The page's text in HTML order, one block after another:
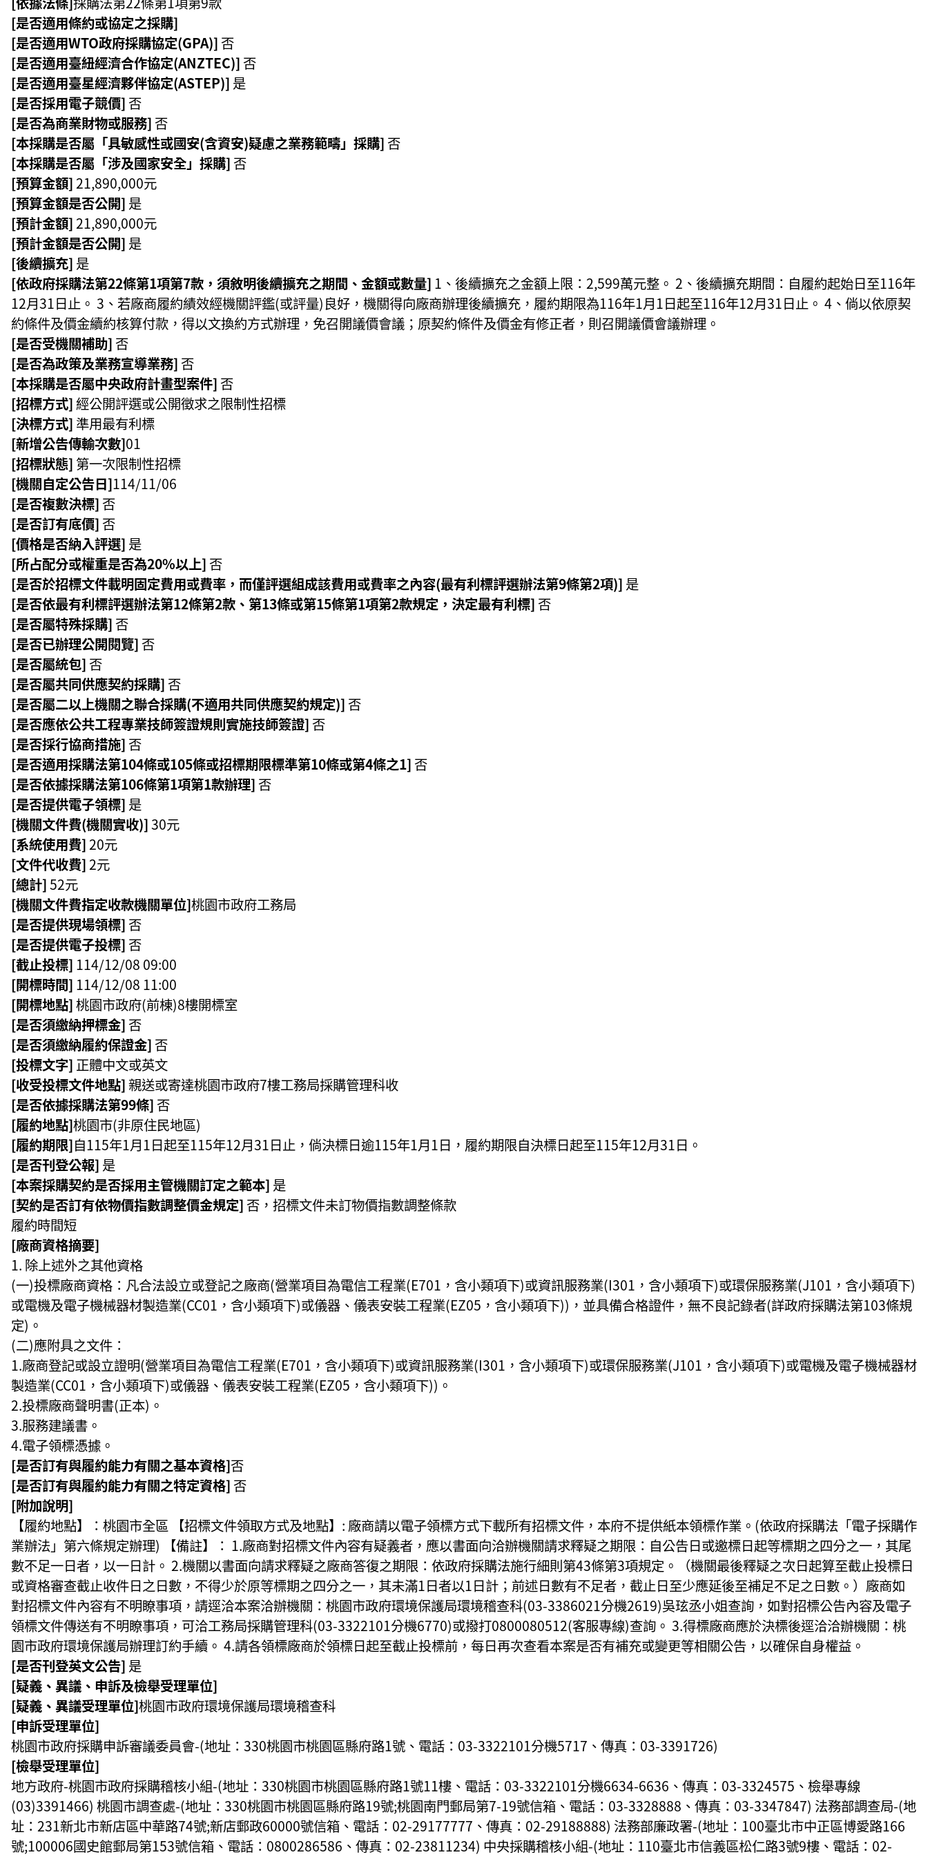
[是否適用條約或協定之採購]
[是否適用WTO政府採購協定(GPA)] 否
[是否適用臺紐經濟合作協定(ANZTEC)] 否
[是否適用臺星經濟夥伴協定(ASTEP)] 是
[是否採用電子競價] 否
[是否為商業財物或服務] 否
[本採購是否屬「具敏感性或國安(含資安)疑慮之業務範疇」採購] 否
[本採購是否屬「涉及國家安全」採購] 否
[預算金額] 21,890,000元
[預算金額是否公開] 是
[預計金額] 21,890,000元
[預計金額是否公開] 是
[後續擴充] 是
[依政府採購法第22條第1項第7款，須敘明後續擴充之期間、金額或數量] 1、後續擴充之金額上限：2,599萬元整。 2、後續擴充期間：自履約起始日至116年
12月31日止。 3、若廠商履約績效經機關評鑑(或評量)良好，機關得向廠商辦理後續擴充，履約期限為116年1月1日起至116年12月31日止。 4、倘以依原契
約條件及價金續約核算付款，得以文換約方式辦理，免召開議價會議；原契約條件及價金有修正者，則召開議價會議辦理。
[是否受機關補助] 否
[是否為政策及業務宣導業務] 否
[本採購是否屬中央政府計畫型案件] 否
[招標方式]經公開評選或公開徵求之限制性招標
[決標方式] 準用最有利標
[新增公告傳輸次數]01
[招標狀態] 第一次限制性招標
[機關自定公告日]114/11/06
[是否複數決標] 否
[是否訂有底價] 否
[價格是否納入評選] 是
[所占配分或權重是否為20%以上] 否
[是否於招標文件載明固定費用或費率，而僅評選組成該費用或費率之內容(最有利標評選辦法第9條第2項)] 是
[是否依最有利標評選辦法第12條第2款、第13條或第15條第1項第2款規定，決定最有利標] 否
[是否屬特殊採購] 否
[是否已辦理公開閱覽] 否
[是否屬統包] 否
[是否屬共同供應契約採購] 否
[是否屬二以上機關之聯合採購(不適用共同供應契約規定)] 否
[是否應依公共工程專業技師簽證規則實施技師簽證] 否
[是否採行協商措施] 否
[是否適用採購法第104條或105條或招標期限標準第10條或第4條之1] 否
[是否依據採購法第106條第1項第1款辦理] 否
[是否提供電子領標] 是
[機關文件費(機關實收)]30元
[系統使用費] 20元
[文件代收費] 2元
[總計]52元
[機關文件費指定收款機關單位]桃園市政府工務局
[是否提供現場領標] 否
[是否提供電子投標] 否
[截止投標] 114/12/08 09:00
[開標時間] 114/12/08 11:00
[開標地點]桃園市政府(前棟)8樓開標室
[是否須繳納押標金] 否
[是否須繳納履約保證金] 否
[投標文字] 正體中文或英文
[收受投標文件地點]親送或寄達桃園市政府7樓工務局採購管理科收
[是否依據採購法第99條] 否
[履約地點]桃園市(非原住民地區)
[履約期限]自115年1月1日起至115年12月31日止，倘決標日逾115年1月1日，履約期限自決標日起至115年12月31日。
[是否刊登公報] 是
[本案採購契約是否採用主管機關訂定之範本] 是
[契約是否訂有依物價指數調整價金規定] 否，招標文件未訂物價指數調整條款
履約時間短
[廠商資格摘要]
除上述外之其他資格
(一)投標廠商資格：凡合法設立或登記之廠商(營業項目為電信工程業(E701，含小類項下)或資訊服務業(I301，含小類項下)或環保服務業(J101，含小類項下)
或電機及電子機械器材製造業(CC01，含小類項下)或儀器、儀表安裝工程業(EZ05，含小類項下))，並具備合格證件，無不良記錄者(詳政府採購法第103條規
定)。
(二)應附具之文件：
1.廠商登記或設立證明(營業項目為電信工程業(E701，含小類項下)或資訊服務業(I301，含小類項下)或環保服務業(J101，含小類項下)或電機及電子機械器材
製造業(CC01，含小類項下)或儀器、儀表安裝工程業(EZ05，含小類項下))。
2.投標廠商聲明書(正本)。
3.服務建議書。
4.電子領標憑據。
[是否訂有與履約能力有關之基本資格]否
[是否訂有與履約能力有關之特定資格] 否
[附加說明]
【履約地點】：桃園市全區 【招標文件領取方式及地點】: 廠商請以電子領標方式下載所有招標文件，本府不提供紙本領標作業。(依政府採購法「電子採購作
業辦法」第六條規定辦理) 【備註】： 1.廠商對招標文件內容有疑義者，應以書面向洽辦機關請求釋疑之期限：自公告日或邀標日起等標期之四分之一，其尾
數不足一日者，以一日計。 2.機關以書面向請求釋疑之廠商答復之期限：依政府採購法施行細則第43條第3項規定。（機關最後釋疑之次日起算至截止投標日
或資格審查截止收件日之日數，不得少於原等標期之四分之一，其未滿1日者以1日計；前述日數有不足者，截止日至少應延後至補足不足之日數。）廠商如
對招標文件內容有不明瞭事項，請逕洽本案洽辦機關：桃園市政府環境保護局環境稽查科(03-3386021分機2619)吳玹丞小姐查詢，如對招標公告內容及電子
領標文件傳送有不明瞭事項，可洽工務局採購管理科(03-3322101分機6770)或撥打0800080512(客服專線)查詢。 3.得標廠商應於決標後逕洽洽辦機關：桃
園市政府環境保護局辦理訂約手續。 4.請各領標廠商於領標日起至截止投標前，每日再次查看本案是否有補充或變更等相關公告，以確保自身權益。
[是否刊登英文公告] 是
[疑義、異議、申訴及檢舉受理單位]
[疑義、異議受理單位]桃園市政府環境保護局環境稽查科
[申訴受理單位]
桃園市政府採購申訴審議委員會-(地址：330桃園市桃園區縣府路1號、電話：03-3322101分機5717、傳真：03-3391726)
[檢舉受理單位]
地方政府-桃園市政府採購稽核小組-(地址：330桃園市桃園區縣府路1號11樓、電話：03-3322101分機6634-6636、傳真：03-3324575、檢舉專線
(03)3391466) 桃園市調查處-(地址：330桃園市桃園區縣府路19號;桃園南門郵局第7-19號信箱、電話：03-3328888、傳真：03-3347847) 法務部調查局-(地
址：231新北市新店區中華路74號;新店郵政60000號信箱、電話：02-29177777、傳真：02-29188888) 法務部廉政署-(地址：100臺北市中正區博愛路166
號;100006國史館郵局第153號信箱、電話：0800286586、傳真：02-23811234) 中央採購稽核小組-(地址：110臺北市信義區松仁路3號9樓、電話：02-